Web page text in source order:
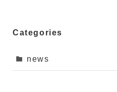
Categories
news